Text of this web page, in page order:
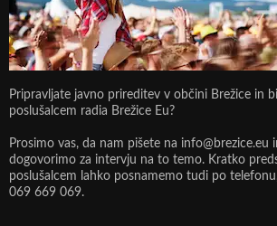
Pripravljate javno prireditev v občini Brežice in
poslušalcem radia Brežice Eu?
Prosimo vas, da nam pišete na info@brezice.eu
dogovorimo za intervju na to temo. Kratko
poslušalcem lahko posnamemo tudi po
069 669 069.